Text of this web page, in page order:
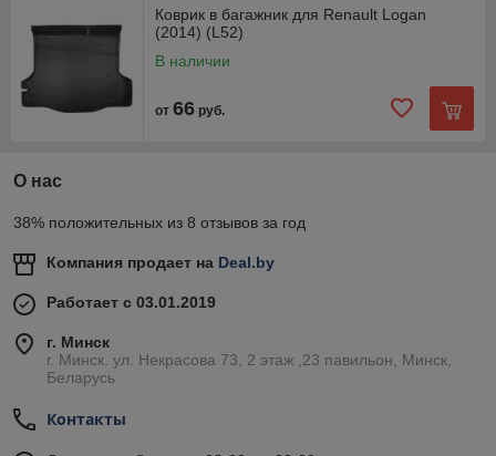
Коврик в багажник для Renault Logan
(2014) (L52)
В наличии
от 66 руб.
О нас
38% положительных из 8 отзывов за год
Компания продает на Deal.by
Работает с 03.01.2019
г. Минск
г. Минск. ул. Некрасова 73, 2 этаж ,23 павильон, Минск,
Беларусь
Контакты